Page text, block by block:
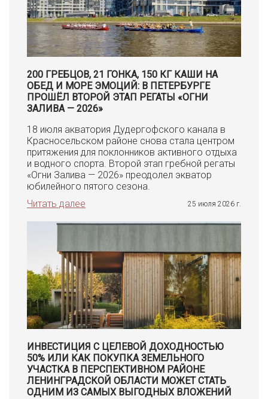
200 ГРЕБЦОВ, 21 ГОНКА, 150 КГ КАШИ НА
ОБЕД И МОРЕ ЭМОЦИЙ: В ПЕТЕРБУРГЕ
ПРОШЁЛ ВТОРОЙ ЭТАП РЕГАТЫ «ОГНИ
ЗАЛИВА — 2026»
18 июля акватория Дудергофского канала в
Красносельском районе снова стала центром
притяжения для поклонников активного отдыха
и водного спорта. Второй этап гребной регаты
«Огни Залива — 2026» преодолел экватор
юбилейного пятого сезона.
Читать далее
25 июля 2026 г.
ИНВЕСТИЦИЯ С ЦЕЛЕВОЙ ДОХОДНОСТЬЮ
50% ИЛИ КАК ПОКУПКА ЗЕМЕЛЬНОГО
УЧАСТКА В ПЕРСПЕКТИВНОМ РАЙОНЕ
ЛЕНИНГРАДСКОЙ ОБЛАСТИ МОЖЕТ СТАТЬ
ОДНИМ ИЗ САМЫХ ВЫГОДНЫХ ВЛОЖЕНИЙ